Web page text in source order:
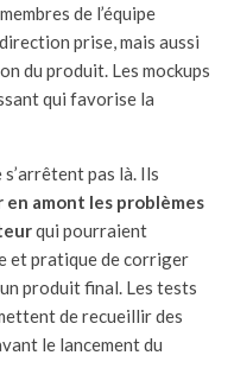
de l’équipe
prise, mais aussi
du produit. Les mockups
qui favorise la
pas là. Ils
amont les problèmes
qui pourraient
et pratique de corriger
produit final. Les tests
de recueillir des
le lancement du